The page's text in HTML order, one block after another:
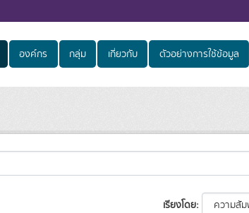
องค์กร กลุ่ม เกี่ยวกับ ตัวอย่างการใช้ข้อมูล
เรียงโดย